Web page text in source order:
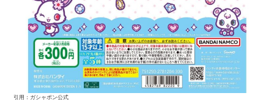
引用：ガシャポン公式